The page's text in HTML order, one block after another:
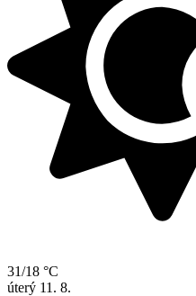
31/18 °C
úterý 11. 8.